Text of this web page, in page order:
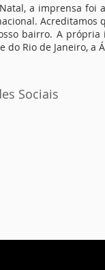
Sociais
a imprensa foi
bairro. A
Rio de Janeiro, a